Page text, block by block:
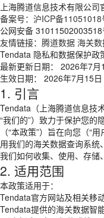
上海腾道信息技术有限公
备案号： 沪ICP备11051018
公网安备 31011502003518
友情链接： 腾道数据 海关
Tendata 隐私和数据保护政
最新更新日期： 2026年7月
生效日期： 2026年7月15日
1. 引言
Tendata（上海腾道信息技
“我们的”）致力于保护您的
（“本政策”）旨在向您（“
用我们的海关数据查询系统
我们如何收集、使用、存储
2. 适用范围
本政策适用于：
Tendata官方网站及相关移
Tendata提供的海关数据智